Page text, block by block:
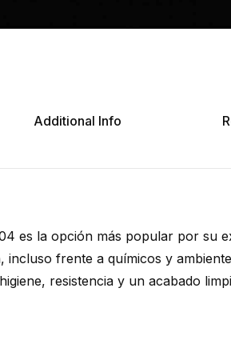
Additional Info
es la opción más popular por su
frente a químicos y
resistencia y un acabado